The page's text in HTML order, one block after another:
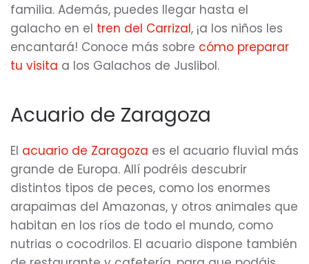
familia. Además, puedes llegar hasta el
galacho en el tren del Carrizal, ¡a los niños les
encantará! Conoce más sobre cómo preparar
tu visita a los Galachos de Juslibol.
Acuario de Zaragoza
El acuario de Zaragoza es el acuario fluvial más
grande de Europa. Allí podréis descubrir
distintos tipos de peces, como los enormes
arapaimas del Amazonas, y otros animales que
habitan en los ríos de todo el mundo, como
nutrias o cocodrilos. El acuario dispone también